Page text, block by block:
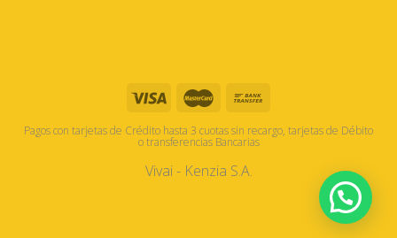
Pagos con tarjetas de Crédito hasta 3 cuotas sin recargo, tarjetas de Débito
o transferencias Bancarias
Vivai - Kenzia S.A.